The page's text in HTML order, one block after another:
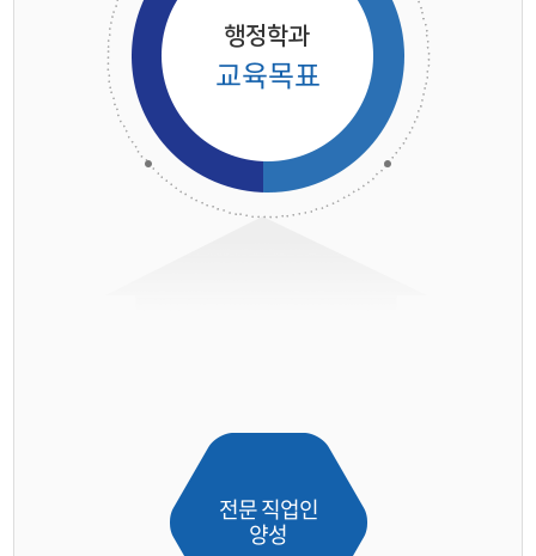
학과행사
카드뉴스
입학안내
행정학 용어사전
행정학과
교육목표
전문 직업인
양성